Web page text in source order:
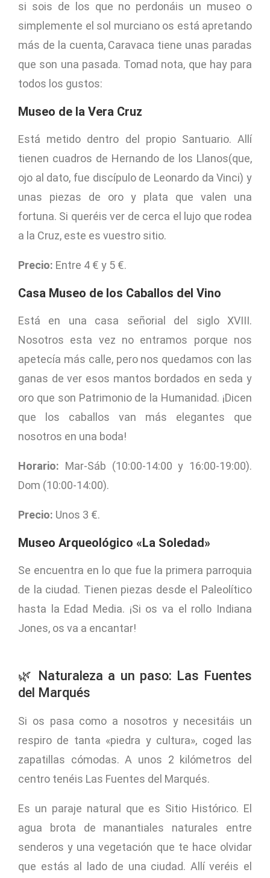
si sois de los que no perdonáis un museo o
simplemente el sol murciano os está apretando
más de la cuenta, Caravaca tiene unas paradas
que son una pasada. Tomad nota, que hay para
todos los gustos:
Museo de la Vera Cruz
Está metido dentro del propio Santuario. Allí
tienen cuadros de Hernando de los Llanos(que,
ojo al dato, fue discípulo de Leonardo da Vinci) y
unas piezas de oro y plata que valen una
fortuna. Si queréis ver de cerca el lujo que rodea
a la Cruz, este es vuestro sitio.
Precio: Entre 4 € y 5 €.
Casa Museo de los Caballos del Vino
Está en una casa señorial del siglo XVIII.
Nosotros esta vez no entramos porque nos
apetecía más calle, pero nos quedamos con las
ganas de ver esos mantos bordados en seda y
oro que son Patrimonio de la Humanidad. ¡Dicen
que los caballos van más elegantes que
nosotros en una boda!
Horario: Mar-Sáb (10:00-14:00 y 16:00-19:00).
Dom (10:00-14:00).
Precio: Unos 3 €.
Museo Arqueológico «La Soledad»
Se encuentra en lo que fue la primera parroquia
de la ciudad. Tienen piezas desde el Paleolítico
hasta la Edad Media. ¡Si os va el rollo Indiana
Jones, os va a encantar!
🌿 Naturaleza a un paso: Las Fuentes
del Marqués
Si os pasa como a nosotros y necesitáis un
respiro de tanta «piedra y cultura», coged las
zapatillas cómodas. A unos 2 kilómetros del
centro tenéis Las Fuentes del Marqués.
Es un paraje natural que es Sitio Histórico. El
agua brota de manantiales naturales entre
senderos y una vegetación que te hace olvidar
que estás al lado de una ciudad. Allí veréis el